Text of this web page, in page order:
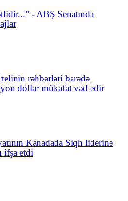
- ABŞ Senatında
rəhbərləri barədə
dollar mükafat vəd edir
Kanadada Siqh liderinə
ifşa etdi